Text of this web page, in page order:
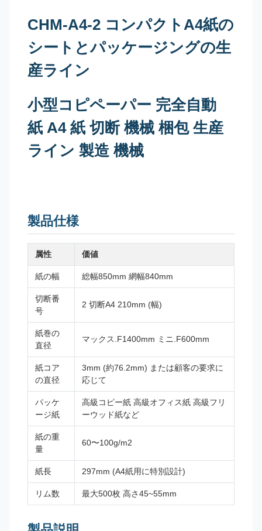
CHM-A4-2 コンパクトA4紙の
シートとパッケージングの生
産ライン
小型コピペーパー 完全自動
紙 A4 紙 切断 機械 梱包 生産
ライン 製造 機械
製品仕様
属性 価値
紙の幅 総幅850mm 網幅840mm
切断番
号
2 切断A4 210mm (幅)
紙巻の
直径
マックス.F1400mm ミニ.F600mm
紙コア
の直径
3mm (約76.2mm) または顧客の要求に
応じて
パッケ
ージ紙
高級コピー紙 高級オフィス紙 高級フリ
ーウッド紙など
紙の重
量
60〜100g/m2
紙長 297mm (A4紙用に特別設計)
リム数 最大500枚 高さ45~55mm